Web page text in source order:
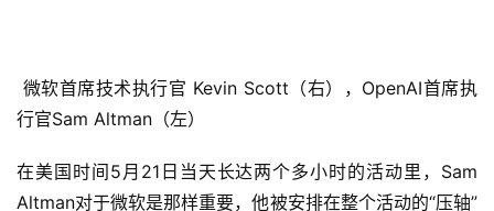
微软首席技术执行官 Kevin Scott（右），OpenAI首席执
行官Sam Altman（左）
在美国时间5月21日当天长达两个多小时的活动里，Sam
Altman对于微软是那样重要，他被安排在整个活动的“压轴”